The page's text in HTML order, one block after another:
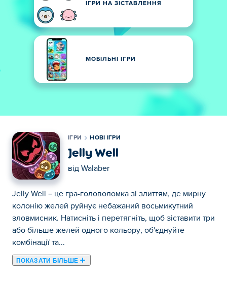
ІГРИ НА ЗІСТАВЛЕННЯ
МОБІЛЬНІ ІГРИ
ІГРИ НОВІ ІГРИ
Jelly Well
від Walaber
Jelly Well – це гра-головоломка зі злиттям, де мирну
колонію желей руйнує небажаний восьмикутний
зловмисник. Натисніть і перетягніть, щоб зіставити три
або більше желей одного кольору, об'єднуйте
комбінації та...
ПОКАЗАТИ БІЛЬШЕ